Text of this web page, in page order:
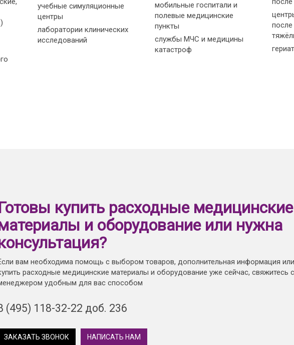
учебные симуляционные
центры
лаборатории клинических
исследований
мобильные госпитали и
полевые медицинские
пункты
службы МЧС и медицины
катастроф
после
купить расходные медицинские
и оборудование или нужна
вам необходима помощь с выбором товаров, дополнительная информация
расходные медицинские материалы и оборудование уже сейчас, свяжитесь
удобным для вас способом
(495) 118-32-22 доб. 236
ЗАКАЗАТЬ ЗВОНОК НАПИСАТЬ НАМ